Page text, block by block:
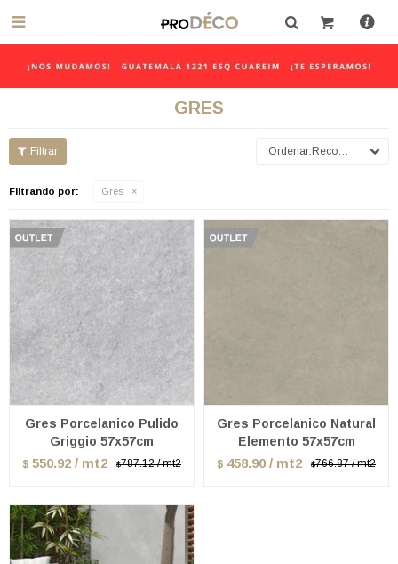

GRES
Recomendados
Filtrando por: Gres
Gres Porcelanico Pulido
Griggio 57x57cm
$ 550.92 / mt2 $787.12 / mt2
Gres Porcelanico Natural
Elemento 57x57cm
$ 458.90 / mt2 $766.87 / mt2